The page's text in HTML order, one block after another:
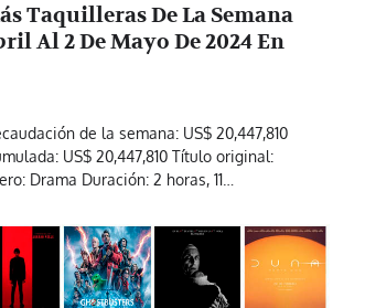
Taquilleras De La Semana
Al 2 De Mayo De 2024 En
de la semana: US$ 20,447,810
US$ 20,447,810 Título original:
Drama Duración: 2 horas, 11…